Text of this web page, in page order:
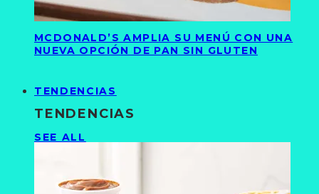
MCDONALD’S AMPLIA SU MENÚ CON UNA
NUEVA OPCIÓN DE PAN SIN GLUTEN
TENDENCIAS
TENDENCIAS
SEE ALL